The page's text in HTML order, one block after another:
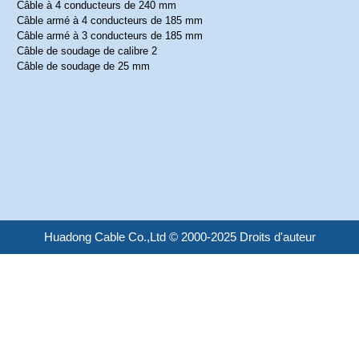
Câble à 4 conducteurs de 240 mm
Câble armé à 4 conducteurs de 185 mm
Câble armé à 3 conducteurs de 185 mm
Câble de soudage de calibre 2
Câble de soudage de 25 mm
Huadong Cable Co.,Ltd © 2000-2025 Droits d'auteur